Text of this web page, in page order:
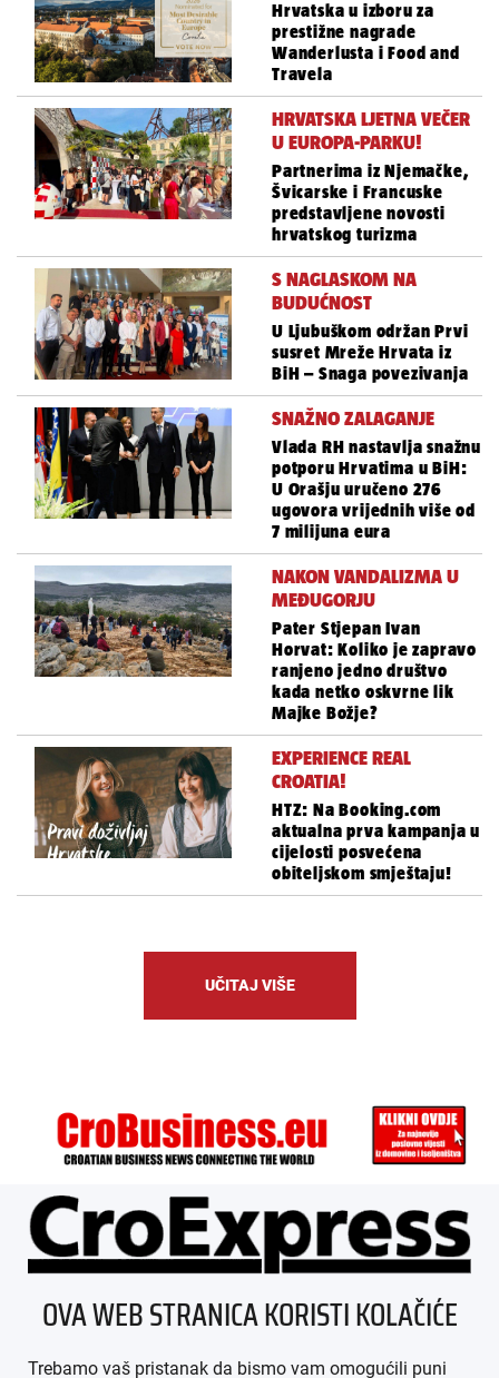
Hrvatska u izboru za
prestižne nagrade
Wanderlusta i Food and
Travela
HRVATSKA LJETNA VEČER
U EUROPA-PARKU!
Partnerima iz Njemačke,
Švicarske i Francuske
predstavljene novosti
hrvatskog turizma
S NAGLASKOM NA
BUDUĆNOST
U Ljubuškom održan Prvi
susret Mreže Hrvata iz
BiH – Snaga povezivanja
SNAŽNO ZALAGANJE
Vlada RH nastavlja snažnu
potporu Hrvatima u BiH:
U Orašju uručeno 276
ugovora vrijednih više od
7 milijuna eura
NAKON VANDALIZMA U
MEĐUGORJU
Pater Stjepan Ivan
Horvat: Koliko je zapravo
ranjeno jedno društvo
kada netko oskvrne lik
Majke Božje?
EXPERIENCE REAL
CROATIA!
HTZ: Na Booking.com
aktualna prva kampanja u
cijelosti posvećena
obiteljskom smještaju!
UČITAJ VIŠE
ÜBER UNS
IMPRESSUM
OVA WEB STRANICA KORISTI KOLAČIĆE
Trebamo vaš pristanak da bismo vam omogućili puni